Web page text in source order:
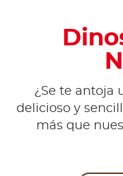
¿Se te antoja
delicioso y
más que